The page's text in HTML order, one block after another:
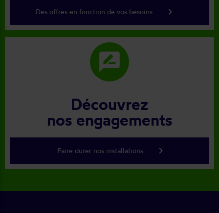
Des offres en fonction de vos besoins keyboard_arrow_right
rate_review
Découvrez
nos engagements
Faire durer nos installations keyboard_arrow_right